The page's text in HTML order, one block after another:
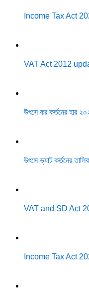
Income Tax Act
VAT Act 2012
উৎসে কর কর্তনের হার
উৎসে ভ্যাট কর্তনের
VAT and SD Act
Income Tax Act